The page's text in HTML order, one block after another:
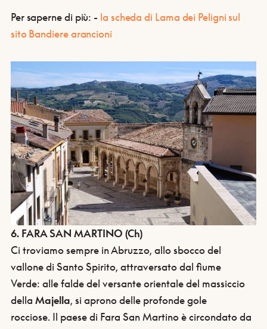
Per saperne di più: - la scheda di Lama dei Peligni sul
sito Bandiere arancioni
6. FARA SAN MARTINO (Ch)
Ci troviamo sempre in Abruzzo, allo sbocco del
vallone di Santo Spirito, attraversato dal fiume
Verde: alle falde del versante orientale del massiccio
della Majella, si aprono delle profonde gole
rocciose. Il paese di Fara San Martino è circondato da